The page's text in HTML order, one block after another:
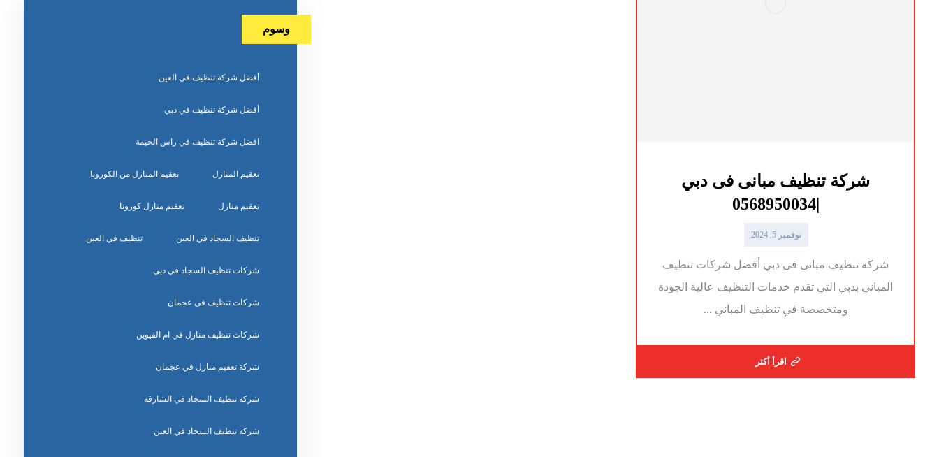
شركة تنظيف مبانى فى دبي
|0568950034
نوفمبر 5, 2024
شركة تنظيف مبانى فى دبي أفضل شركات تنظيف
المبانى بدبي التى تقدم خدمات التنظيف عالية الجودة
ومتخصصة في تنظيف المباني ...
اقرأ أكثر
وسوم
أفضل شركة تنظيف في العين
أفضل شركة تنظيف في دبي
افضل شركة تنظيف في راس الخيمة
تعقيم المنازل تعقيم المنازل من الكورونا
تعقيم منازل تعقيم منازل كورونا
تنظيف السجاد في العين تنظيف في العين
شركات تنظيف السجاد في دبي
شركات تنظيف في عجمان
شركات تنظيف منازل في ام القيوين
شركة تعقيم منازل في عجمان
شركة تنظيف السجاد في الشارقة
شركة تنظيف السجاد في العين